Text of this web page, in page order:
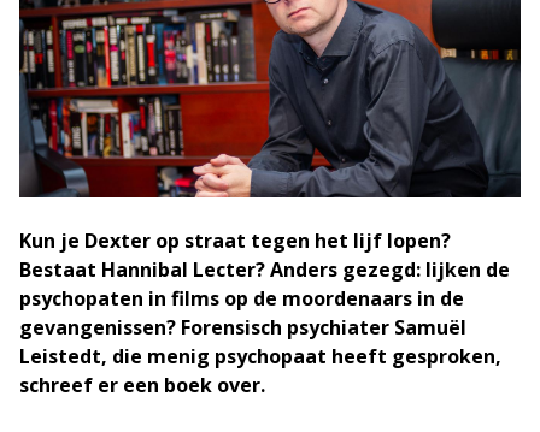
Kun je Dexter op straat tegen het lijf lopen?
Bestaat Hannibal Lecter? Anders gezegd: lijken de
psychopaten in films op de moordenaars in de
gevangenissen? Forensisch psychiater Samuël
Leistedt, die menig psychopaat heeft gesproken,
schreef er een boek over.